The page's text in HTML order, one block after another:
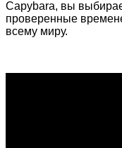
Capybara, вы
проверенные
всему миру.